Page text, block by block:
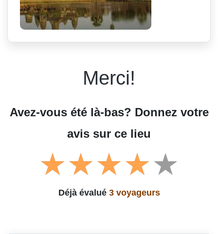
Merci!
Avez-vous été là-bas? Donnez votre
avis sur ce lieu
Déjà évalué 3 voyageurs